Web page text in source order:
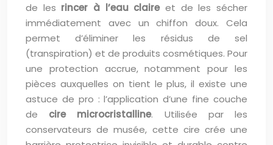
de les rincer à l’eau claireet de les sécher
immédiatement avec un chiffon doux. Cela
permet d’éliminer les résidus de sel
(transpiration) et de produits cosmétiques. Pour
une protection accrue, notamment pour les
pièces auxquelles on tient le plus, il existe une
astuce de pro : l’application d’une fine couche
de cire microcristalline. Utilisée par les
conservateurs de musée, cette cire crée une